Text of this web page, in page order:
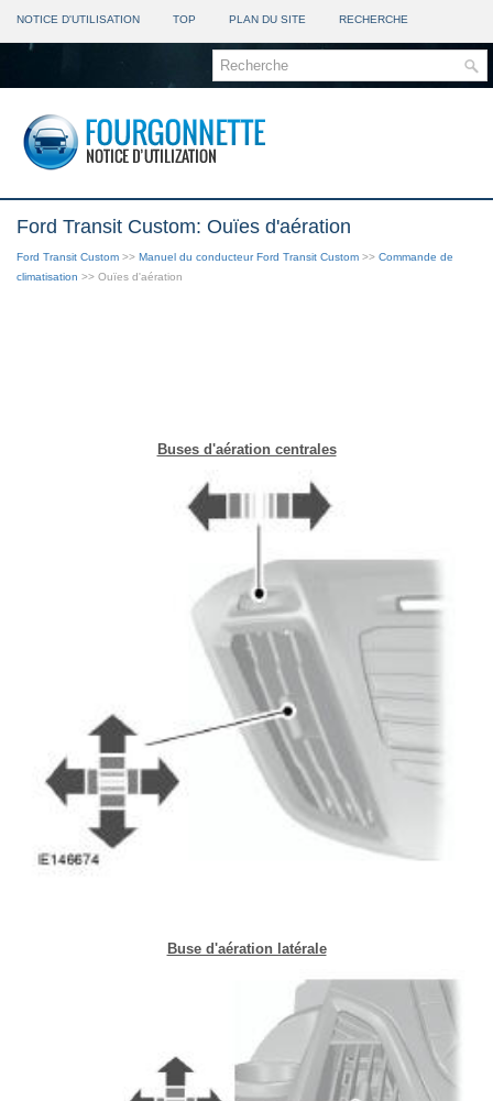
NOTICE D'UTILISATION TOP PLAN DU SITE RECHERCHE
Ford Transit Custom: Ouïes d'aération
Ford Transit Custom >> Manuel du conducteur Ford Transit Custom >> Commande de
climatisation >> Ouïes d'aération
Buses d'aération centrales
Buse d'aération latérale